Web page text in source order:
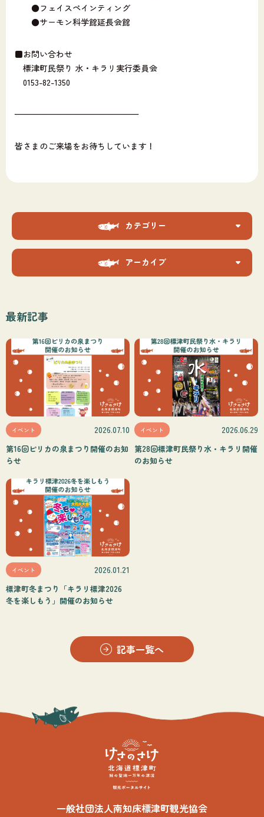
●フェイスペインティング
●サーモン科学館延長会館
■お問い合わせ
標津町民祭り 水・キラリ実行委員会
0153-82-1350
———————————————
皆さまのご来場をお待ちしています！
カテゴリー
アーカイブ
最新記事
イベント 2026.07.10
第16回ピリカの泉まつり開催のお知
らせ
イベント 2026.06.29
第28回標津町民祭り水・キラリ開催
のお知らせ
イベント 2026.01.21
標津町冬まつり「キラリ標津2026
冬を楽しもう」開催のお知らせ
記事一覧へ
一般社団法人南知床標津町観光協会